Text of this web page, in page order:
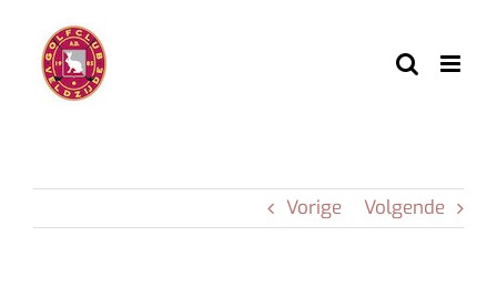
inhoud
Vorige Volgende